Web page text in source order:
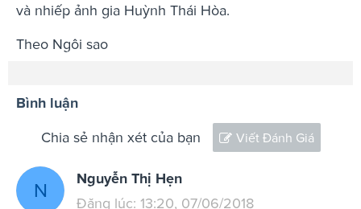
và nhiếp ảnh gia Huỳnh Thái Hòa.
Theo Ngôi sao
Bình luận
Chia sẻ nhận xét của bạn Viết Đánh Giá
N
Nguyễn Thị Hẹn
Đăng lúc: 13:20, 07/06/2018